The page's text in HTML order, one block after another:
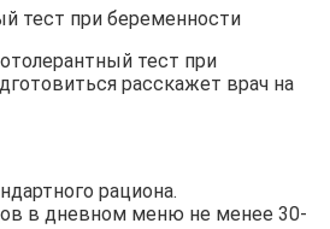
тест при
расскажет врач на
рациона.
в дневном меню не менее 30-